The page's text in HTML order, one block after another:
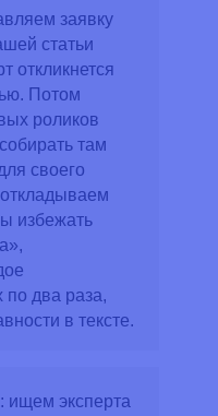
заявку
статьи
откликнется
Потом
роликов
там
своего
избежать
по два раза,
в тексте.
ищем эксперта